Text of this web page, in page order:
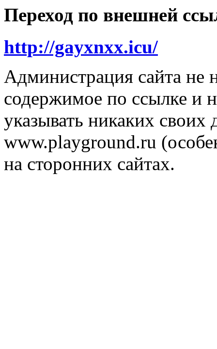
Переход по внешней
http://gayxnxx.icu/
Администрация сайта не
содержимое по ссылке и
указывать никаких
www.playground.ru
на сторонних сайтах.